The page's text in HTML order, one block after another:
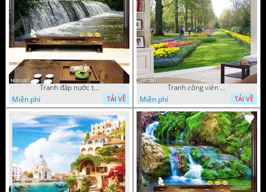
Tranh đập nước tràn
Miễn phí
TẢI VỀ
Tranh công viên có nhiều cây xanh và hoa nở
Miễn phí
TẢI VỀ